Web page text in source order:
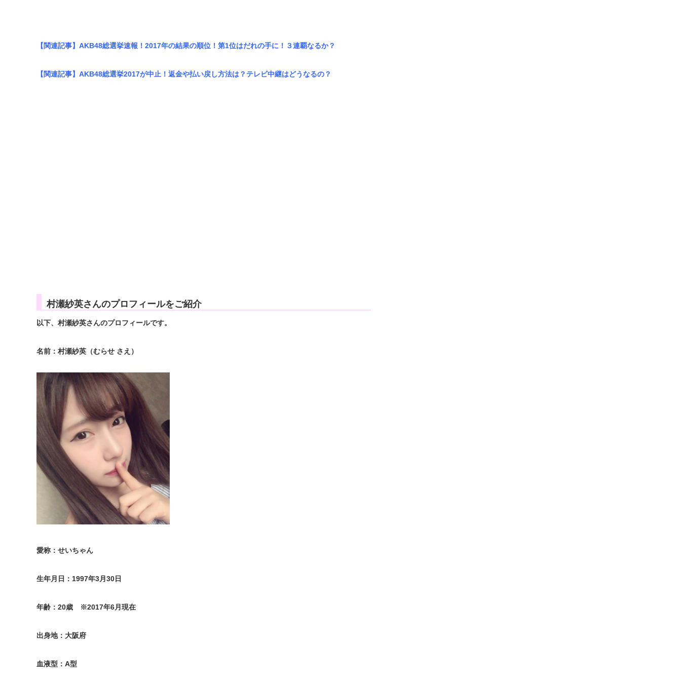
【関連記事】AKB48総選挙速報！2017年の結果の順位！第1位はだれの手に！３連覇なるか？
【関連記事】AKB48総選挙2017が中止！返金や払い戻し方法は？テレビ中継はどうなるの？
村瀬紗英さんのプロフィールをご紹介
以下、村瀬紗英さんのプロフィールです。
名前：村瀬紗英（むらせ さえ）
愛称：せいちゃん
生年月日：1997年3月30日
年齢：20歳 ※2017年6月現在
出身地：大阪府
血液型：A型